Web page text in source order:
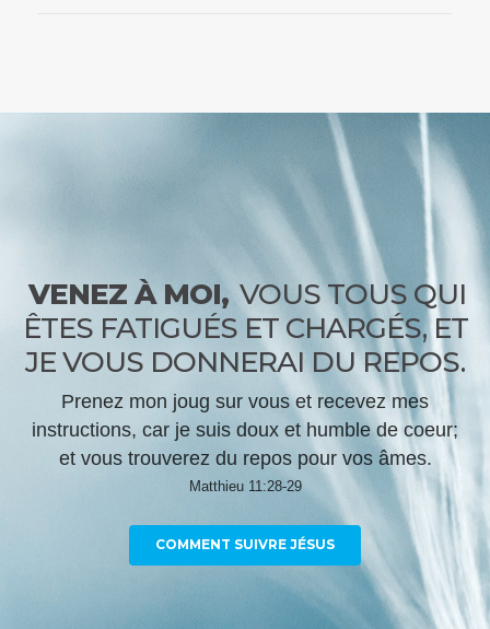
VENEZ À MOI, VOUS TOUS QUI
ÊTES FATIGUÉS ET CHARGÉS, ET
JE VOUS DONNERAI DU REPOS.
Prenez mon joug sur vous et recevez mes
instructions, car je suis doux et humble de coeur;
et vous trouverez du repos pour vos âmes.
Matthieu 11:28-29
COMMENT SUIVRE JÉSUS